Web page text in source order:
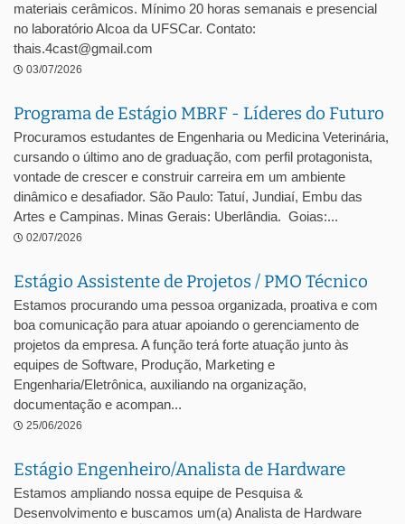
materiais cerâmicos. Mínimo 20 horas semanais e presencial
no laboratório Alcoa da UFSCar. Contato:
thais.4cast@gmail.com
03/07/2026
Programa de Estágio MBRF - Líderes do Futuro
Procuramos estudantes de Engenharia ou Medicina Veterinária,
cursando o último ano de graduação, com perfil protagonista,
vontade de crescer e construir carreira em um ambiente
dinâmico e desafiador. São Paulo: Tatuí, Jundiaí, Embu das
Artes e Campinas. Minas Gerais: Uberlândia. Goias:...
02/07/2026
Estágio Assistente de Projetos / PMO Técnico
Estamos procurando uma pessoa organizada, proativa e com
boa comunicação para atuar apoiando o gerenciamento de
projetos da empresa. A função terá forte atuação junto às
equipes de Software, Produção, Marketing e
Engenharia/Eletrônica, auxiliando na organização,
documentação e acompan...
25/06/2026
Estágio Engenheiro/Analista de Hardware
Estamos ampliando nossa equipe de Pesquisa &
Desenvolvimento e buscamos um(a) Analista de Hardware